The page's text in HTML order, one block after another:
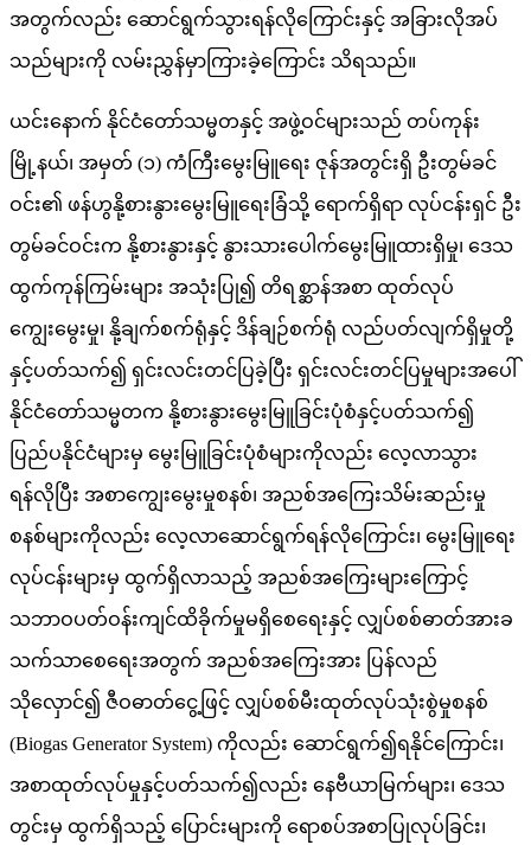
အတွက်လည်း ဆောင်ရွက်သွားရန်လိုကြောင်းနှင့် အခြားလိုအပ်
သည်များကို လမ်းညွှန်မှာကြားခဲ့​ကြောင်း သိရသည်။
ယင်းနောက် နိုင်ငံတော်သမ္မတနှင့် အဖွဲ့ဝင်များသည် တပ်ကုန်း
မြို့နယ်၊ အမှတ် (၁) ကံကြီးမွေးမြူရေး ဇုန်အတွင်းရှိ ဦးတွမ်ခင်
ဝင်း၏ ဖန်ဟွနို့စားနွားမွေးမြူရေးခြံသို့ ရောက်ရှိရာ လုပ်ငန်းရှင် ဦး
တွမ်ခင်ဝင်းက နို့စားနွားနှင့် နွားသားပေါက်မွေးမြူထားရှိမှု၊ ဒေသ
ထွက်ကုန်ကြမ်းများ အသုံးပြု၍ တိရစ္ဆာန်အစာ ထုတ်လုပ်
ကျွေးမွေးမှု၊ နို့ချက်စက်ရုံနှင့် ဒိန်ချဉ်စက်ရုံ လည်ပတ်လျက်ရှိမှုတို့
နှင့်ပတ်သက်၍ ရှင်းလင်းတင်ပြခဲ့ပြီး ရှင်းလင်းတင်ပြမှုများအပေါ်
နိုင်ငံတော်သမ္မတက နို့စားနွားမွေးမြူခြင်းပုံစံနှင့်ပတ်သက်၍
ပြည်ပနိုင်ငံများမှ မွေးမြူခြင်းပုံစံများကိုလည်း လေ့လာသွား
ရန်လိုပြီး အစာကျွေးမွေးမှုစနစ်၊ အညစ်အကြေးသိမ်းဆည်းမှု
စနစ်များကိုလည်း လေ့လာဆောင်ရွက်ရန်လိုကြောင်း၊ မွေးမြူရေး
လုပ်ငန်းများမှ ထွက်ရှိလာသည့် အညစ်အကြေးများကြောင့်
သဘာဝပတ်ဝန်းကျင်ထိခိုက်မှုမရှိစေရေးနှင့် လျှပ်စစ်ဓာတ်အားခ
သက်သာစေရေးအတွက် အညစ်အကြေးအား ပြန်လည်
သိုလှောင်၍ ဇီဝဓာတ်ငွေ့ဖြင့် လျှပ်စစ်မီးထုတ်လုပ်သုံးစွဲမှုစနစ်
(Biogas Generator System) ကိုလည်း ဆောင်ရွက်၍ရနိုင်ကြောင်း၊
အစာထုတ်လုပ်မှုနှင့်ပတ်သက်၍လည်း နေဗီယာမြက်များ၊ ဒေသ
တွင်းမှ ထွက်ရှိသည့် ပြောင်းများကို ရောစပ်အစာပြုလုပ်ခြင်း၊